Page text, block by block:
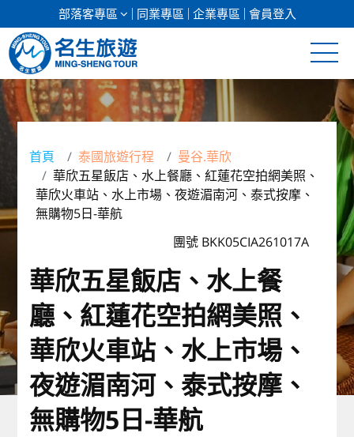
部落客專區 同業專區 企業專區 會員登入
清倉促銷
日本專館
郵輪假期
海島假期
東南亞
美加紐澳
歐洲
首頁 泰國旅遊行程
曼谷.華欣
華欣五星飯店、水上餐廳、紅蓮花空拍網美照、
華欣火車站、水上市場、夜遊湄南河、泰式按摩、
無購物5日-華航
團號 BKK05CIA261017A
華欣五星飯店、水上餐
廳、紅蓮花空拍網美照、
華欣火車站、水上市場、
夜遊湄南河、泰式按摩、
無購物5日-華航